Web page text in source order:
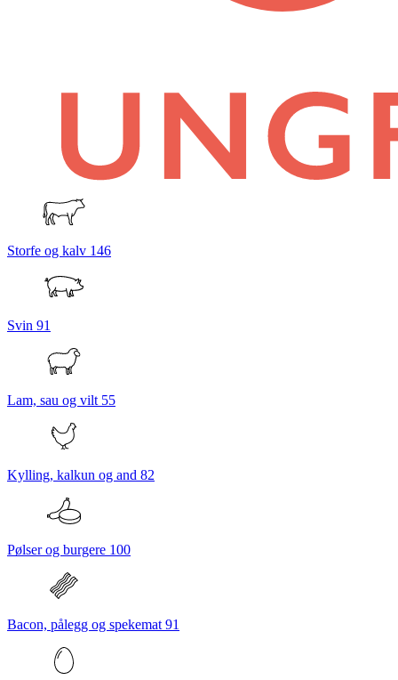
Storfe og kalv 146
Svin 91
Lam, sau og vilt 55
Kylling, kalkun og and 82
Pølser og burgere 100
Bacon, pålegg og spekemat 91